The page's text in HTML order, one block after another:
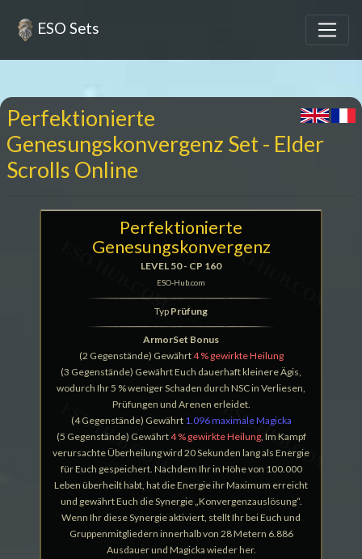
ESO Sets
Perfektionierte
Genesungskonvergenz Set - Elder
Scrolls Online
Perfektionierte
Genesungskonvergenz
LEVEL 50 - CP 160
ESO-Hub.com
Typ Prüfung
ArmorSet Bonus
(2 Gegenstände) Gewährt4 % gewirkte Heilung
(3 Gegenstände) Gewährt Euch dauerhaft kleinere Ägis,
wodurch Ihr 5 % weniger Schaden durch NSC in Verliesen,
Prüfungen und Arenen erleidet.
(4 Gegenstände) Gewährt 1.096 maximale Magicka
(5 Gegenstände) Gewährt4 % gewirkte Heilung, Im Kampf
verursachte Überheilung wird 20 Sekunden lang als Energie
für Euch gespeichert. Nachdem Ihr in Höhe von 100.000
Leben überheilt habt, hat die Energie ihr Maximum erreicht
und gewährt Euch die Synergie „Konvergenzauslösung“.
Wenn Ihr diese Synergie aktiviert, stellt Ihr bei Euch und
Gruppenmitgliedern innerhalb von 28 Metern 6.886
Ausdauer und Magicka wieder her.